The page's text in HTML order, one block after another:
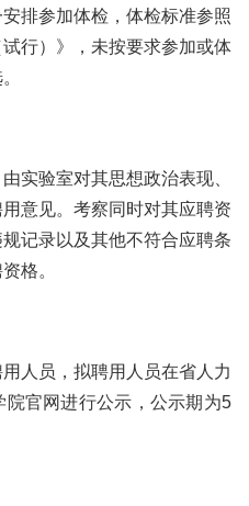
排参加体检，体检标准参照
行）》，未按要求参加或体
实验室对其思想政治表现、
意见。考察同时对其应聘资
记录以及其他不符合应聘条
格。
人员，拟聘用人员在省人力
官网进行公示，公示期为5